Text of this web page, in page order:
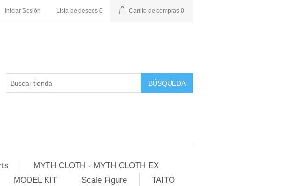
Iniciar Sesión Lista de deseos 0 Carrito de compras 0
BÚSQUEDA
MYTH CLOTH - MYTH CLOTH EX
MODEL KIT Scale Figure
TAITO